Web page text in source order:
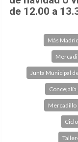
de 12.00 a
Más
Junta Municipal
Concejalía
Mercadillo